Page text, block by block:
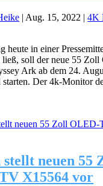
| Aug. 15, 2022 |4K
heute in einer
ließ, soll der neue 55 Zoll
Ark ab dem 24.
starten. Der 4k-Monitor
neuen 55
X15564 vor